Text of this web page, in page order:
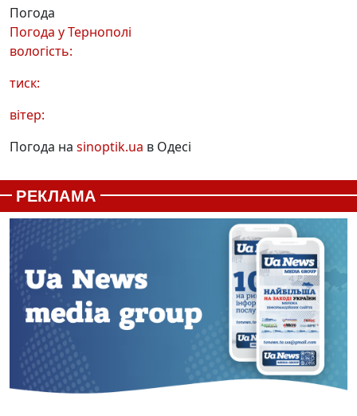
Погода
Погода уТернополі
вологість:
тиск:
вітер:
Погода на sinoptik.ua в Одесі
РЕКЛАМА